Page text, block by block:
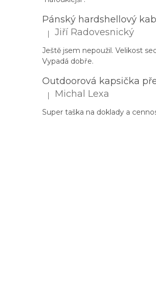
Hodnocení produktu je 5 z 5
| Jiří Radovesnický
Ještě jsem nepoužil. Velikost
Vypadá dobře.
Hodnocení produktu je 5 z 5
| Michal Lexa
Super taška na doklady a